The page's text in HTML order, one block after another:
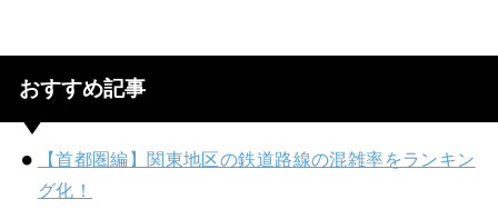
おすすめ記事
【首都圏編】関東地区の鉄道路線の混雑率をランキン
グ化！